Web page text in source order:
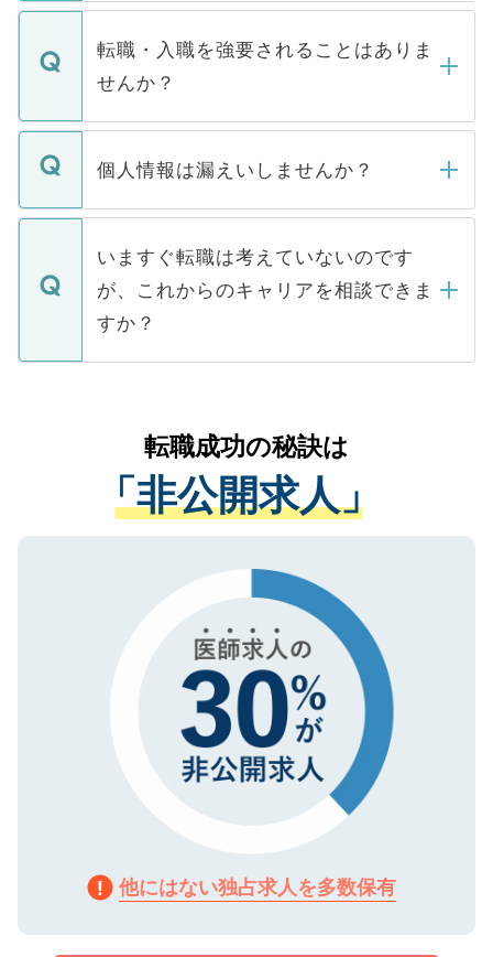
ます。通常、5営業日以内にはご連絡をせて
いただきますので、しばらくお待ちくださ
マイナビDOCTORで取り扱っている求人の
うち約3割は、Webサイトからご覧いただ
けない「非公開求人」です。非公開求人は
下記の理由によって、一般には公開してい
ません。
■応募殺到を避けるため 人気のある医療機
関を公にしてしまうと、応募が殺到する場
に、医療機関が求める条件に合った人材の
みを人材紹介会社に依頼するケースが増え
ています。
転職・入職を強要されることはありま
せんか？
転職・入職を強要することは一切ありませ
ん。また、仮に応募先から内定をいただい
定を承諾する必要はありません。内定先へ
の辞退の連絡はキャリアパートナーが行い
個人情報は漏えいしませんか？
個人情報が漏えいすることはありませんの
で、ご安心ください。当サイトからの登録
などで収集したご登録者様の個人情報は、
ご本人のキャリアアップおよび転職活動の
支援を目的に使用いたします。お預かりし
ているすべての個人データはご本人の許可
は、個人情報の取り扱いについての厳密な
管理基準を満たした事業者のみに付与され
る、プライバシーマークを取得済みです。
で、機密保持に関してもご安心ください。
いますぐ転職は考えていないのです
が、これからのキャリアを相談できま
すか？
かがいして、現在の医療機関の状況や紹介
経験をまじえながら、適切なアドバイスを
させていただきます。すぐにご転職をされ
ない方には、長期的なサポートが可能です
ので、まずはご登録ください。
転職成功の秘訣は
「非公開求人」
他にはない独占求人を多数保有